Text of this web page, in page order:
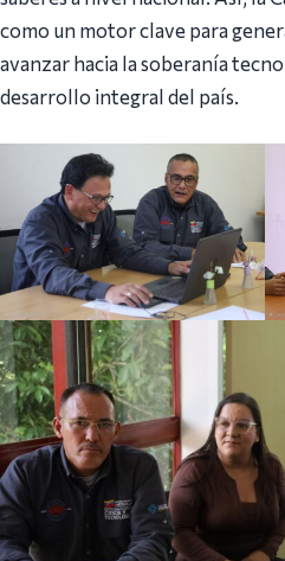
como un motor clave para
avanzar hacia la soberanía
desarrollo integral del país.